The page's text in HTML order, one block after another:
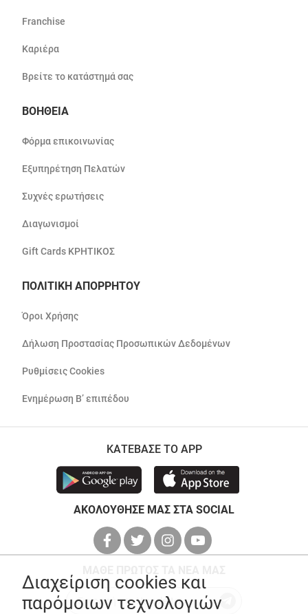
Franchise
Καριέρα
Βρείτε το κατάστημά σας
ΒΟΗΘΕΙΑ
Φόρμα επικοινωνίας
Εξυπηρέτηση Πελατών
Συχνές ερωτήσεις
Διαγωνισμοί
Gift Cards ΚΡΗΤΙΚΟΣ
ΠΟΛΙΤΙΚΗ ΑΠΟΡΡΗΤΟΥ
Όροι Χρήσης
Δήλωση Προστασίας Προσωπικών Δεδομένων
Ρυθμίσεις Cookies
Ενημέρωση Β’ επιπέδου
ΚΑΤΕΒΑΣΕ ΤΟ APP
ΑΚΟΛΟΥΘΗΣΕ ΜΑΣ ΣΤΑ SOCIAL
Διαχείριση cookies και
παρόμοιων τεχνολογιών